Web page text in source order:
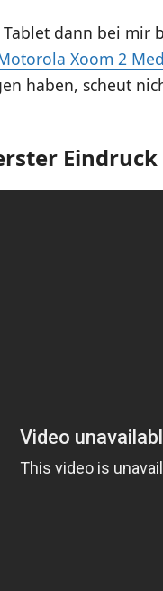
dann bei mir
Xoom 2
haben, scheut
Eindruck